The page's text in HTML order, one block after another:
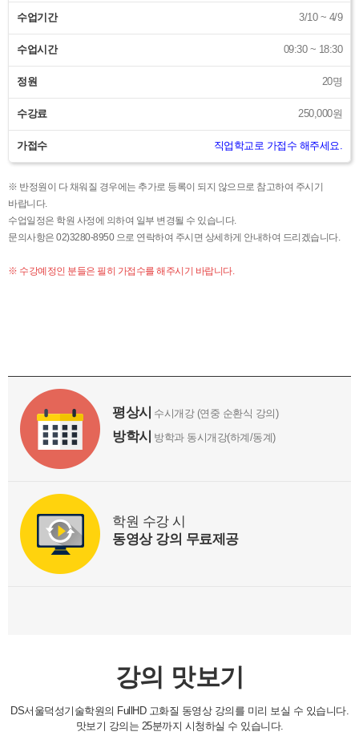
수업기간 3/10 ~ 4/9
수업시간 09:30 ~ 18:30
정원 20명
수강료 250,000원
가접수 직업학교로 가접수 해주세요.
※ 반정원이 다 채워질 경우에는 추가로 등록이 되지 않으므로 참고하여 주시기
바랍니다.
수업일정은 학원 사정에 의하여 일부 변경될 수 있습니다.
문의사항은 02)3280-8950 으로 연락하여 주시면 상세하게 안내하여 드리겠습니다.
※ 수강예정인 분들은 필히 가접수를 해주시기 바랍니다.
평상시 수시개강 (연중 순환식 강의)
방학시 방학과 동시개강(하계/동계)
학원 수강 시
동영상 강의 무료제공
강의 맛보기
DS서울덕성기술학원의 FullHD 고화질 동영상 강의를 미리 보실 수 있습니다.
맛보기 강의는 25분까지 시청하실 수 있습니다.